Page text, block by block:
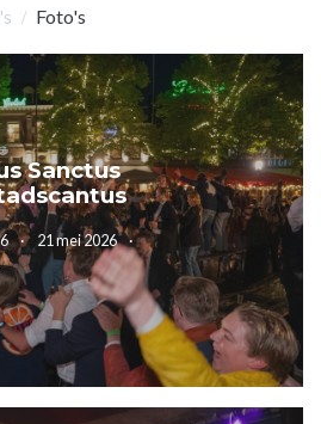
Foto's
Sanctus
21 mei 2026